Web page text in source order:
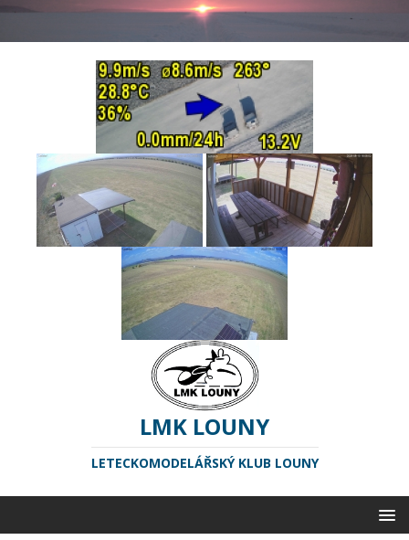
LMK LOUNY
LETECKOMODELÁŘSKÝ KLUB LOUNY